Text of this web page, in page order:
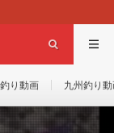
り動画 九州釣り